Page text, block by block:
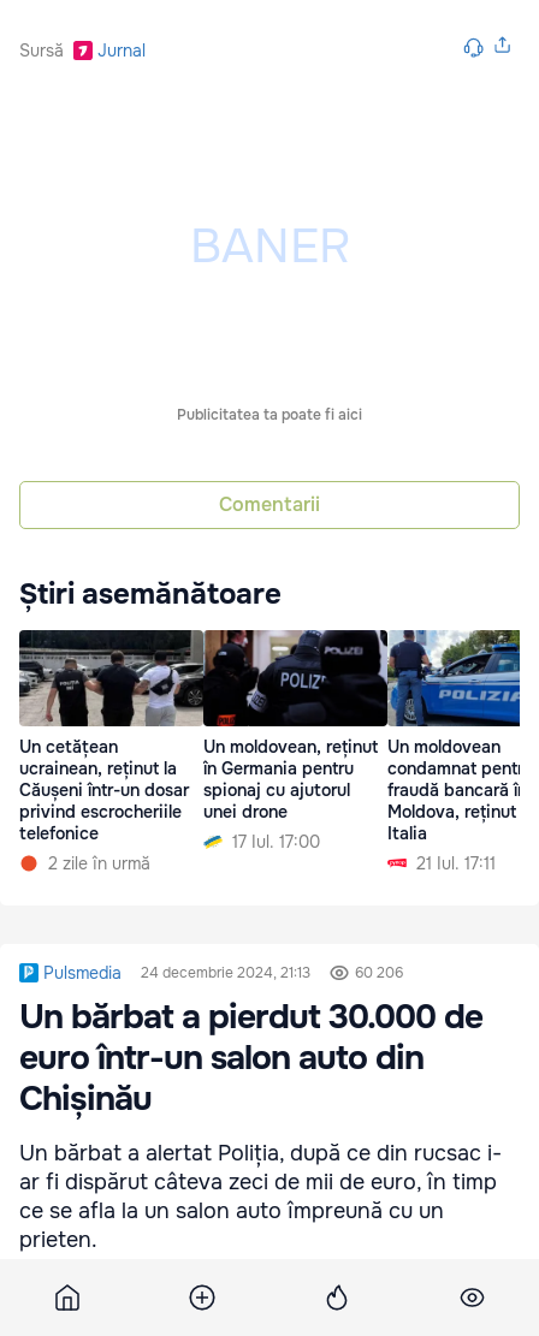
Sursă Jurnal
Publicitatea ta poate fi aici
Comentarii
Știri asemănătoare
Un cetățean
ucrainean, reținut la
Căușeni într-un dosar
privind escrocheriile
telefonice
2 zile în urmă
Un moldovean, reținut
în Germania pentru
spionaj cu ajutorul
unei drone
17 Iul. 17:00
Un moldovean
condamnat pentru
fraudă bancară în
Moldova, reținut în
Italia
21 Iul. 17:11
Pulsmedia 24 decembrie 2024, 21:13 60 206
Un bărbat a pierdut 30.000 de
euro într-un salon auto din
Chișinău
Un bărbat a alertat Poliția, după ce din rucsac i-
ar fi dispărut câteva zeci de mii de euro, în timp
ce se afla la un salon auto împreună cu un
prieten.